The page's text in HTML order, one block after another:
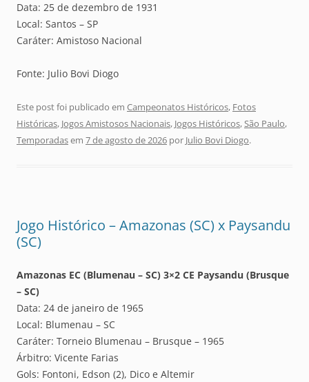
Data: 25 de dezembro de 1931
Local: Santos – SP
Caráter: Amistoso Nacional
Fonte: Julio Bovi Diogo
Este post foi publicado em Campeonatos Históricos, Fotos
Históricas, Jogos Amistosos Nacionais, Jogos Históricos,São Paulo,
Temporadasem 7 de agosto de 2026 por Julio Bovi Diogo.
Jogo Histórico – Amazonas (SC) x Paysandu
(SC)
Amazonas EC (Blumenau – SC) 3×2 CE Paysandu (Brusque
– SC)
Data: 24 de janeiro de 1965
Local: Blumenau – SC
Caráter: Torneio Blumenau – Brusque – 1965
Árbitro: Vicente Farias
Gols: Fontoni, Edson (2), Dico e Altemir